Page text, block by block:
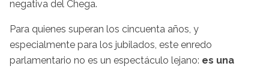
negativa del Chega.
Para quienes superan los cincuenta años, y
especialmente para los jubilados, este enredo
parlamentario no es un espectáculo lejano: es una